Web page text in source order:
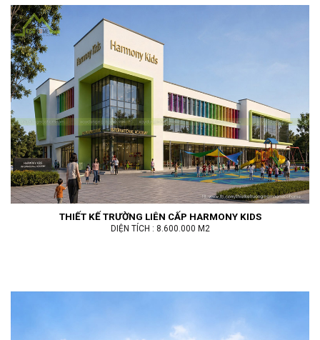
THIẾT KẾ TRƯỜNG LIÊN CẤP HARMONY KIDS
DIỆN TÍCH : 8.600.000 M2